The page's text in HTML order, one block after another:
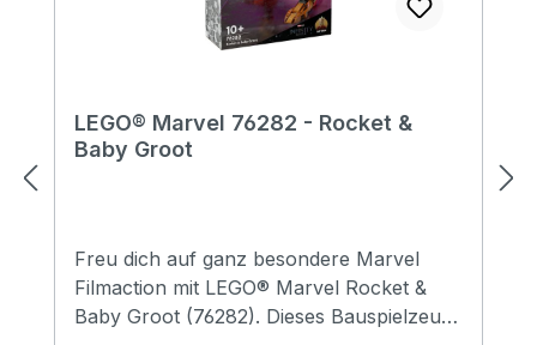
LEGO® Marvel 76282 - Rocket &
Baby Groot
Freu dich auf ganz besondere Marvel
Filmaction mit LEGO® Marvel Rocket &
Baby Groot (76282). Dieses Bauspielzeug